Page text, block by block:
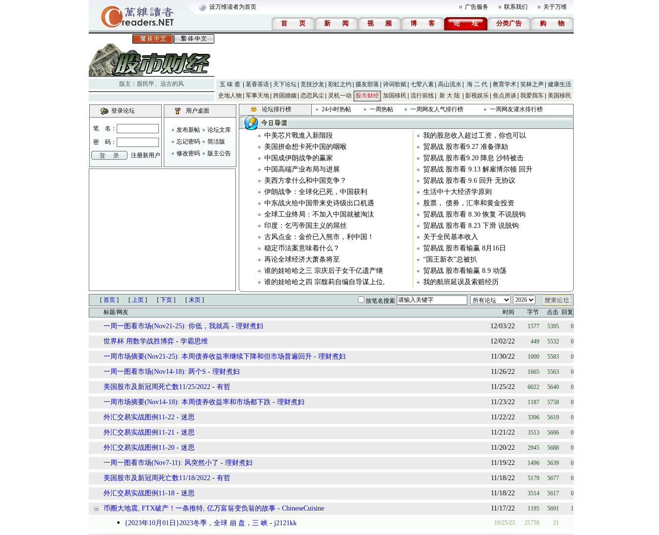
设万维读者为首页 广告服务 联系我们 关于万维
首 页 新 闻 视 频 博 客 论 坛 分类广告 购 物
版主： 股民甲 、 远古的风 五 味 斋 茗香茶语 天下论坛 竞技沙龙 彩虹之约 摄友部落 诗词歌赋 七荤八素 高山流水 海 二 代 教育学术 笑林之声 健康生活
史地人物
军事天地 跨国婚姻 恋恋风尘 灵机一动 股市财经 加国移民 流行前线 新 大 陆 影视娱乐 焦点房谈 我爱我车 美国移民
登录论坛
笔 名：
密 码：
注册新用户
用户桌面
发布新帖
论坛文库
忘记密码
简洁版
修改密码
版主公告
论坛排行榜 24小时热帖 一周热帖 一周网友人气排行榜 一周网友灌水排行榜
中美芯片戰進入新階段
我的股息收入超过工资，你也可以
美国拼命想卡死中国的咽喉
贸易战 股市看9.27 准备弹劾
中国成伊朗战争的赢家
贸易战 股市看9.20 降息 沙特被击
中国高端产业布局与进展
贸易战 股市看 9.13 解雇博尔顿 回升
美西方拿什么和中国竞争？
贸易战 股市看 9.6 回升 无协议
伊朗战争：全球化已死，中国获利
生活中十大经济学原则
中东战火给中国带来史诗级出口机遇
股票， 债券，汇率和黄金投资
全球工业终局：不加入中国就被淘汰
贸易战 股市看 8.30 恢复 不说脱钩
印度：乞丐帝国主义的屌丝
贸易战 股市看 8.23 下滑 说脱钩
古风点金：金价已入熊市，利中国！
关于全民基本收入
稳定币法案意味着什么？
贸易战 股市看输赢 8月16日
再论全球经济大萧条将至
“国王新衣”总被扒
谁的娃哈哈之三 宗庆后子女千亿遗产继
贸易战 股市看输赢 8.9 动荡
谁的娃哈哈之四 宗馥莉自编自导谋上位,
我的航班延误及索赔经历
[ 首页 ] [ 上页 ] [ 下页 ] [ 末页 ]
按笔名搜索
标题/网友
时间 字节 点击 回复
一周一图看市场(Nov21-25): 你低，我就高 - 理财煮妇 12/03/22 1577 5395 0
世界杯 用数学战胜博弈 - 学霸思维 12/02/22 449 5532 0
一周市场摘要(Nov21-25): 本周债券收益率继续下降和但市场普遍回升 - 理财煮妇 11/30/22 1000 5583 0
一周一图看市场(Nov14-18): 两个S - 理财煮妇 11/26/22 1665 5563 0
美国股市及新冠周死亡数11/25/2022 - 有哲 11/25/22 6022 5640 0
一周市场摘要(Nov14-18): 本周债券收益率和市场都下跌 - 理财煮妇 11/23/22 1187 5758 0
外汇交易实战图例11-22 - 迷思 11/22/22 3396 5619 0
外汇交易实战图例11-21 - 迷思 11/21/22 3513 5696 0
外汇交易实战图例11-20 - 迷思 11/20/22 2945 5688 0
一周一图看市场(Nov7-11): 风突然小了 - 理财煮妇 11/19/22 1496 5639 0
美国股市及新冠周死亡数11/18/2022 - 有哲 11/18/22 5179 5677 0
外汇交易实战图例11-18 - 迷思 11/18/22 3514 5617 0
币圈大地震, FTX破产！一条推特, 亿万富翁变负翁的故事 - ChineseCuisine 11/17/22 1195 5691 1
{2023年10月01日}2023冬季，全球 崩 盘，三 峡 - j2121kk 10/25/23 21758 21